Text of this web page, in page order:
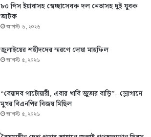
৮০ পিস ইয়াবাসহ স্বেচ্ছাসেবক দল নেতাসহ দুই যুবক
আটক
আগস্ট ৬, ২০২৬
জুলাইয়ের শহীদদের স্মরণে দোয়া মাহফিল
আগস্ট ৫, ২০২৬
“বেয়াদব পাটোয়ারী, এবার খাবি জুতার বাড়ি”- স্লোগানে
মুখর বিএনপির বিজয় মিছিল
আগস্ট ৫, ২০২৬